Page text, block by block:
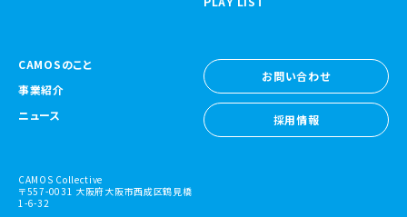
CAMOSのこと
事業紹介
ニュース
お問い合わせ
お問い合わせ
採用情報
CAMOS Collective
〒557-0031 大阪府大阪市西成区鶴見橋
1-6-32